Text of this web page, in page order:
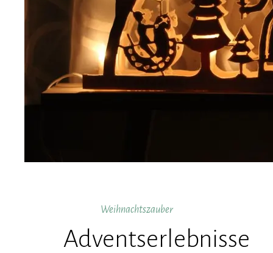
Weihnachtszauber
Adventserlebnisse